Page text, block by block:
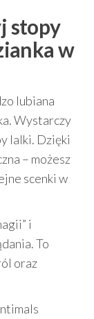
stopy
w
lubiana
Wystarczy
lalki. Dzięki
– możesz
scenki w
i
To
oraz